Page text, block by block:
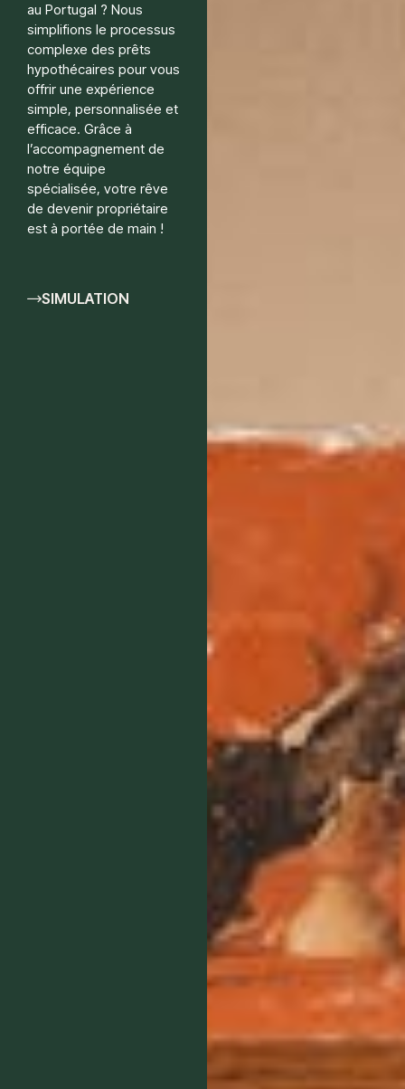
au Portugal ? Nous
simplifions le processus
complexe des prêts
hypothécaires pour vous
offrir une expérience
simple, personnalisée et
efficace. Grâce à
l’accompagnement de
notre équipe
spécialisée, votre rêve
de devenir propriétaire
est à portée de main !
SIMULATION